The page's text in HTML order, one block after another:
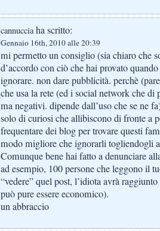
cannucciaha scritto:
Gennaio 16th, 2010 alle 20:39
mi permetto un consiglio (sia chiaro che
d’accordo con ciò che hai provato
ignorare. non dare pubblicità. perchè
che usa la rete (ed i social network che di
ma negativi. dipende dall’uso che se ne
solo di curiosi che allibiscono di fronte a
frequentare dei blog per trovare questi
modo migliore che ignorarli togliendogli
Comunque bene hai fatto a denunciare
ad esempio, 100 persone che leggono il
“vedere” quel post, l’idiota avrà
può pure essere economico).
un abbraccio